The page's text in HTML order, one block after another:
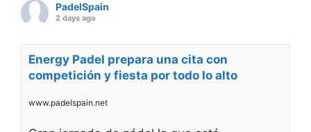
PadelSpain
2 days ago
Energy Padel prepara una cita con
competición y fiesta por todo lo alto
www.padelspain.net